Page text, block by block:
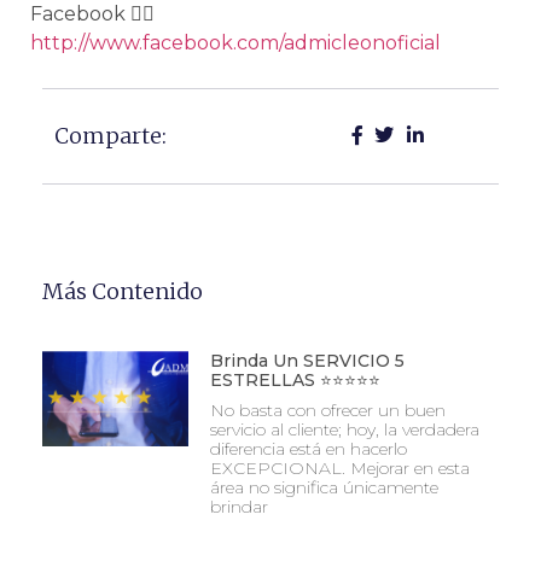
Facebook 👍🏻
http://www.facebook.com/admicleonoficial
Comparte:
Más Contenido
Brinda Un SERVICIO 5
ESTRELLAS ⭐⭐⭐⭐⭐
No basta con ofrecer un buen
servicio al cliente; hoy, la verdadera
diferencia está en hacerlo
EXCEPCIONAL. Mejorar en esta
área no significa únicamente
brindar